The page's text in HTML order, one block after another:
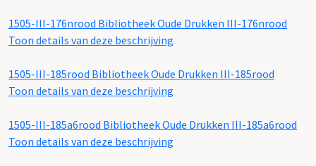
1505-III-176nrood Bibliotheek Oude Drukken III-176nrood
Toon details van deze beschrijving
1505-III-185rood Bibliotheek Oude Drukken III-185rood
Toon details van deze beschrijving
1505-III-185a6rood Bibliotheek Oude Drukken III-185a6rood
Toon details van deze beschrijving